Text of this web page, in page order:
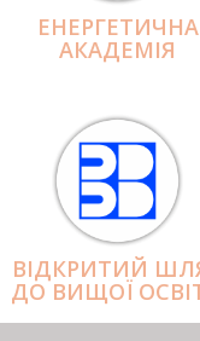
ЕНЕРГЕТИЧНА
АКАДЕМІЯ
ВІДКРИТИЙ
ДО ВИЩОЇ